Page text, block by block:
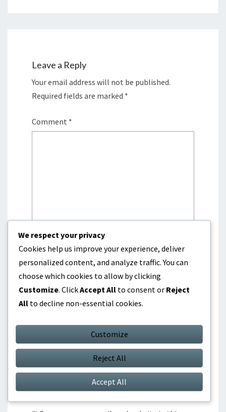
Leave a Reply
Your email address will not be published.
Required fields are marked *
Comment *
Website
We respect your privacy
Cookies help us improve your experience, deliver
personalized content, and analyze traffic. You can
choose which cookies to allow by clicking
Customize. ClickAccept All to consent or Reject
All to decline non-essential cookies.
Customize
Reject All
Accept All